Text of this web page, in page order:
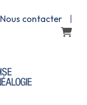
Nous contacter |
Panier